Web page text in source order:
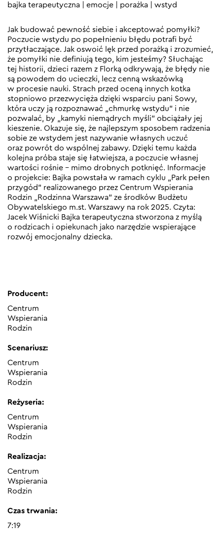
bajka terapeutyczna emocje porażka wstyd
Jak budować pewność siebie i akceptować pomyłki?
Poczucie wstydu po popełnieniu błędu potrafi być
przytłaczające. Jak oswoić lęk przed porażką i zrozumieć,
że pomyłki nie definiują tego, kim jesteśmy? Słuchając
tej historii, dzieci razem z Florką odkrywają, że błędy nie
są powodem do ucieczki, lecz cenną wskazówką
w procesie nauki. Strach przed oceną innych kotka
stopniowo przezwycięża dzięki wsparciu pani Sowy,
która uczy ją rozpoznawać „chmurkę wstydu” i nie
pozwalać, by „kamyki niemądrych myśli” obciążały jej
kieszenie. Okazuje się, że najlepszym sposobem radzenia
sobie ze wstydem jest nazywanie własnych uczuć
oraz powrót do wspólnej zabawy. Dzięki temu każda
kolejna próba staje się łatwiejsza, a poczucie własnej
wartości rośnie – mimo drobnych potknięć. Informacje
o projekcie: Bajka powstała w ramach cyklu „Park pełen
przygód” realizowanego przez Centrum Wspierania
Rodzin „Rodzinna Warszawa” ze środków Budżetu
Obywatelskiego m.st. Warszawy na rok 2025. Czyta:
Jacek Wiśnicki Bajka terapeutyczna stworzona z myślą
o rodzicach i opiekunach jako narzędzie wspierające
rozwój emocjonalny dziecka.
Producent:
Centrum
Wspierania
Rodzin
Scenariusz:
Centrum
Wspierania
Rodzin
Reżyseria:
Centrum
Wspierania
Rodzin
Realizacja:
Centrum
Wspierania
Rodzin
Czas trwania:
7:19